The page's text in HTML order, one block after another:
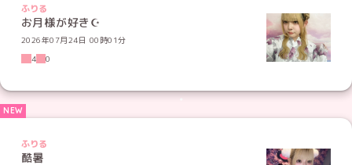
ふりる
お月様が好き☪︎
2026年07月24日 00時01分
4
0
ふりる
酷暑